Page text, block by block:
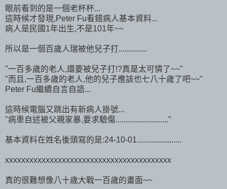
眼前看到的是一個老杯杯...
這時候才發現,Peter Fu看錯病人基本資料...
病人是民國1年出生,不是101年~~
所以是一個百歲人瑞被他兒子打..............
"一百多歲的老人,還要被兒子打!?真是太可憐了~~"
"而且,一百多歲的老人,他的兒子應該也七八十歲了吧~~"
Peter Fu繼續自言自語...
這時候電腦又跳出有新病人掛號...
"病患自述被父親家暴,要求驗傷.........................."
基本資料在姓名後頭寫的是:24-10-01......................
xxxxxxxxxxxxxxxxxxxxxxxxxxxxxxxxxxxxxxxxx
真的很難想像八十歲大戰一百歲的畫面~~